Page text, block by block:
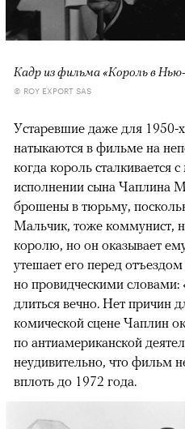
Кадр из фильма «Король в
© ROY EXPORT SAS
Устаревшие даже для 1950-
натыкаются в фильме на
когда король сталкивается
исполнении сына Чаплина
брошены в тюрьму,
Мальчик, тоже коммунист,
королю, но он оказывает
утешает его перед
но провидческими словами:
длиться вечно. Нет причин
комической сцене Чаплин
по антиамериканской
неудивительно, что фильм
вплоть до 1972 года.